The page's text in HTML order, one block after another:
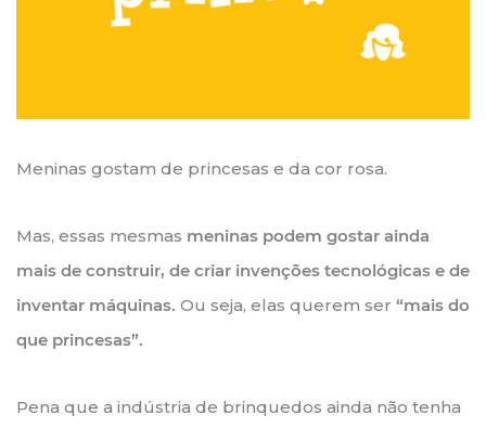
Meninas gostam de princesas e da cor rosa.
Mas, essas mesmas meninas podem gostar ainda
mais de construir, de criar invenções tecnológicas e de
inventar máquinas. Ou seja, elas querem ser “mais do
que princesas”.
Pena que a indústria de brinquedos ainda não tenha